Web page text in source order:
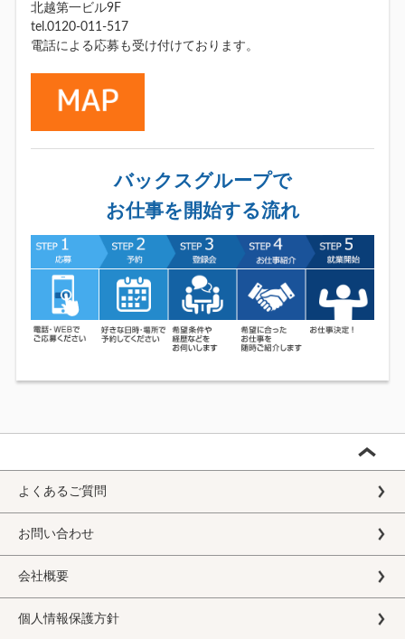
北越第一ビル9F
tel.0120-011-517
電話による応募も受け付けております。
バックスグループで
お仕事を開始する流れ
よくあるご質問
お問い合わせ
会社概要
個人情報保護方針